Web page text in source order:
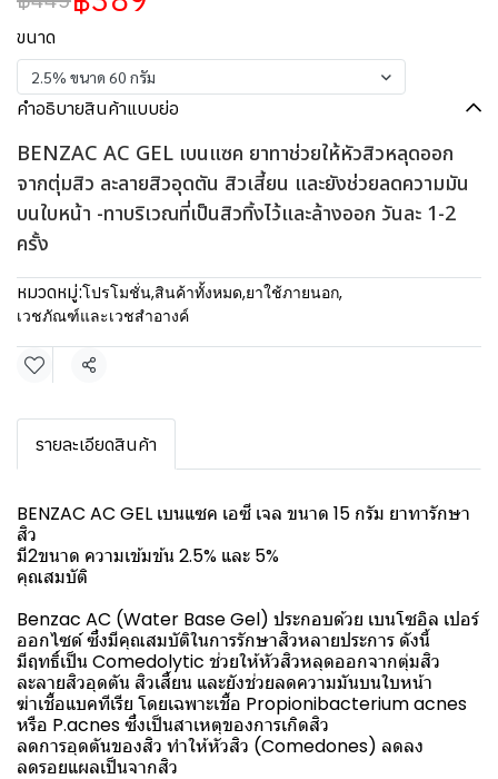
ขนาด
2.5% ขนาด 60 กรัม
คำอธิบายสินค้าแบบย่อ
BENZAC AC GEL เบนแซค ยาทาช่วยให้หัวสิวหลุดออก
จากตุ่มสิว ละลายสิวอุดตัน สิวเสี้ยน และยังช่วยลดความมัน
บนใบหน้า -ทาบริเวณที่เป็นสิวทิ้งไว้และล้างออก วันละ 1-2
ครั้ง
หมวดหมู่:โปรโมชั่น,สินค้าทั้งหมด,ยาใช้ภายนอก,
เวชภัณฑ์และเวชสำอางค์
แชร์
รายละเอียดสินค้า
BENZAC AC GEL เบนแซค เอซี เจล ขนาด 15 กรัม ยาทารักษา
สิว
มี2ขนาด ความเข้มข้น 2.5% และ 5%
คุณสมบัติ
Benzac AC (Water Base Gel) ประกอบด้วย เบนโซอิล เปอร์
ออกไซด์ ซึ่งมีคุณสมบัติในการรักษาสิวหลายประการ ดังนี้
มีฤทธิ์เป็น Comedolytic ช่วยให้หัวสิวหลุดออกจากตุ่มสิว
ละลายสิวอุดตัน สิวเสี้ยน และยังช่วยลดความมันบนใบหน้า
ฆ่าเชื้อแบคทีเรีย โดยเฉพาะเชื้อ Propionibacterium acnes
หรือ P.acnes ซึ่งเป็นสาเหตุของการเกิดสิว
ลดการอุดตันของสิว ทำให้หัวสิว (Comedones) ลดลง
ลดรอยแผลเป็นจากสิว